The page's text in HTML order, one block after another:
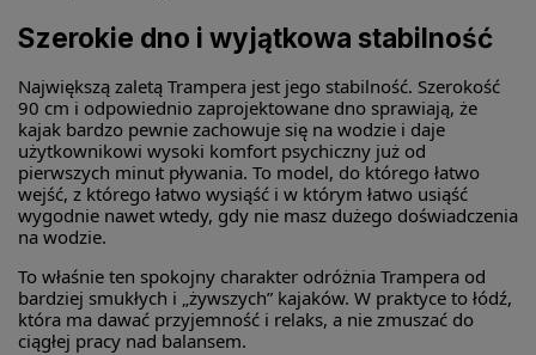
Szerokie dno i wyjątkowa stabilność
Największą zaletą Trampera jest jego stabilność. Szerokość
90 cm i odpowiednio zaprojektowane dno sprawiają, że
kajak bardzo pewnie zachowuje się na wodzie i daje
użytkownikowi wysoki komfort psychiczny już od
pierwszych minut pływania. To model, do którego łatwo
wejść, z którego łatwo wysiąść i w którym łatwo usiąść
wygodnie nawet wtedy, gdy nie masz dużego doświadczenia
na wodzie.
To właśnie ten spokojny charakter odróżnia Trampera od
bardziej smukłych i „żywszych” kajaków. W praktyce to łódź,
która ma dawać przyjemność i relaks, a nie zmuszać do
ciągłej pracy nad balansem.